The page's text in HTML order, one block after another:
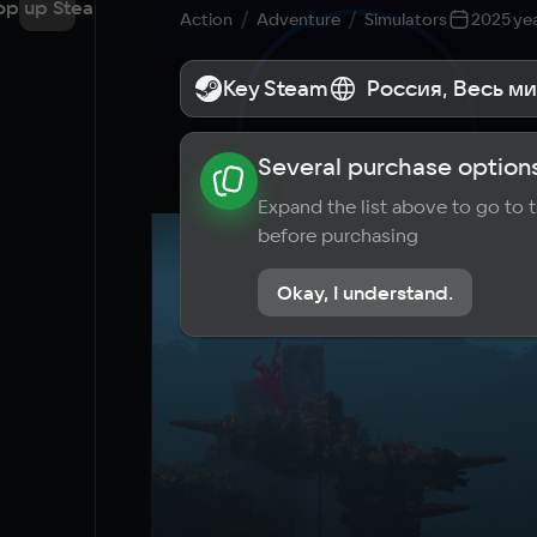
up Steam Action Adventure Simulators 2025
Key Steam Россия, Весь
About the game News
Key Steam Россия, Весь
Several purchase
Expand the list above to go to
before purchasing
Okay, I understand.